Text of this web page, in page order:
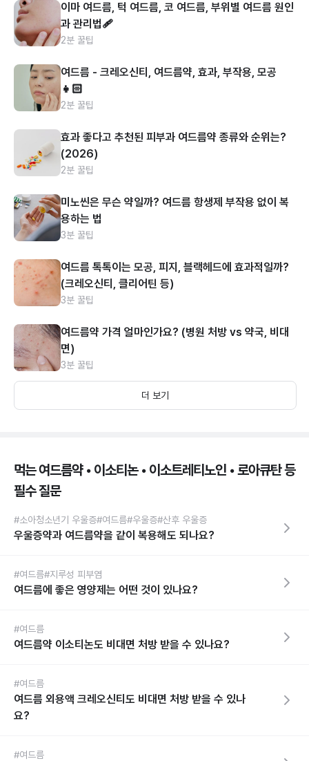
이마 여드름, 턱 여드름, 코 여드름, 부위별 여드름 원인
과 관리법🩹
2분 꿀팁
여드름 - 크레오신티, 여드름약, 효과, 부작용, 모공
👧🏻
2분 꿀팁
효과 좋다고 추천된 피부과 여드름약 종류와 순위는?
(2026)
2분 꿀팁
미노씬은 무슨 약일까? 여드름 항생제 부작용 없이 복
용하는 법
3분 꿀팁
여드름 톡톡이는 모공, 피지, 블랙헤드에 효과적일까?
(크레오신티, 클리어틴 등)
3분 꿀팁
여드름약 가격 얼마인가요? (병원 처방 vs 약국, 비대
면)
3분 꿀팁
더 보기
먹는 여드름약 • 이소티논 • 이소트레티노인 • 로아큐탄 등
필수 질문
#소아청소년기 우울증#여드름#우울증#산후 우울증
우울증약과 여드름약을 같이 복용해도 되나요?
#여드름#지루성 피부염
여드름에 좋은 영양제는 어떤 것이 있나요?
#여드름
여드름약 이소티논도 비대면 처방 받을 수 있나요?
#여드름
여드름 외용액 크레오신티도 비대면 처방 받을 수 있나
요?
#여드름